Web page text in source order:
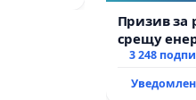
Призив за
срещу
Христо
3 248